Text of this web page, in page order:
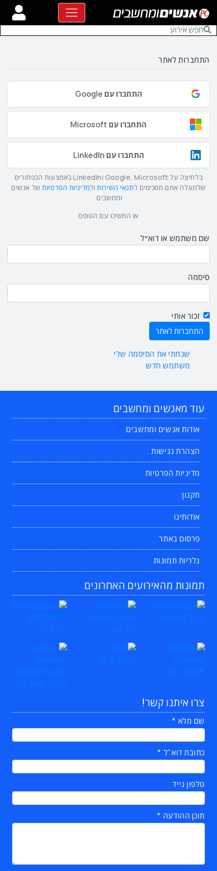
התחברות לאתר
התחברו עם Google
התחברו עם Microsoft
התחברו עם LinkedIn
בלחיצה על Google, Microsoft וLinkedIn באמצעות הכפתורים
שלמעלה אתם מסכימים לתנאי השירותולמדיניות הפרטיותשל אנשים
ומחשבים.
או המשיכו עם הטופס
שם משתמש או דוא״ל
סיסמה
זכור אותי
שכחתי את הסיסמה שלי
משתמש חדש
עוד מאנשים ומחשבים
אודות אנשים ומחשבים
הצהרת נגישות
מדיניות הפרטיות
תקנון
אודותינו
פרסום באתר
גלריות תמונות
תמונות מהאירועים האחרונים
צרו איתנו קשר!
שם מלא
כתובת דוא"ל
טלפון נייד
תוכן ההודעה